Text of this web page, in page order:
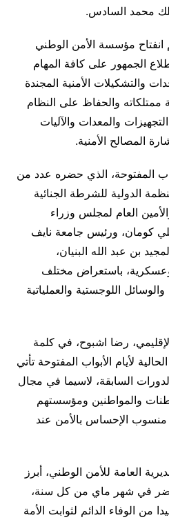
محمد السادس.
مؤسسة الأمن الوطني
الجمهور على كافة المهام
والتشكيلات الأمنية المجندة
والحفاظ على النظام
والمعدات والآليات
المصالح الأمنية.
المفتوحة، الذي حضره عدد من
الدولية للشرطة الجنائية
العام لمجلس وزراء
كومان، ورئيس جامعة نايف
بن عبد الله البنيان،
باستعراض مختلف
اللوجستية والعملياتية
رضا اشبوح، في كلمة
لأيام الأبواب المفتوحة تأتي
السابقة، لاسيما في مجال
والمواطنين ومؤسستهم
منسوب الإحساس بالأمن عند
العامة للأمن الوطني، أبرز
في شهر ماي من كل سنة،
من الوفاء الدائم لثوابت الأمة